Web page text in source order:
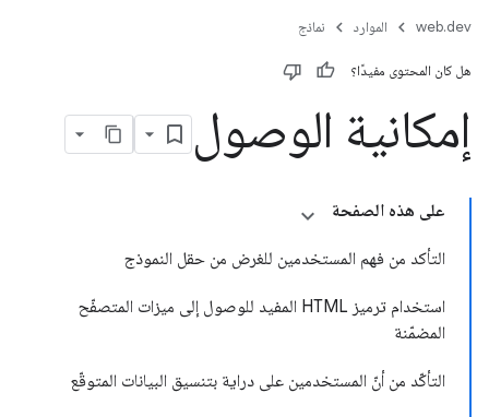
web.dev الموارد نماذج
هل كان المحتوى مفيدًا؟
إمكانية الوصول
على هذه الصفحة
التأكد من فهم المستخدمين للغرض من حقل النموذج
استخدام ترميز HTML المفيد للوصول إلى ميزات المتصفّح
المضمّنة
التأكّد من أنّ المستخدمين على دراية بتنسيق البيانات المتوقّع